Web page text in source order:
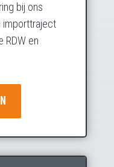
bij ons
importtraject
RDW en